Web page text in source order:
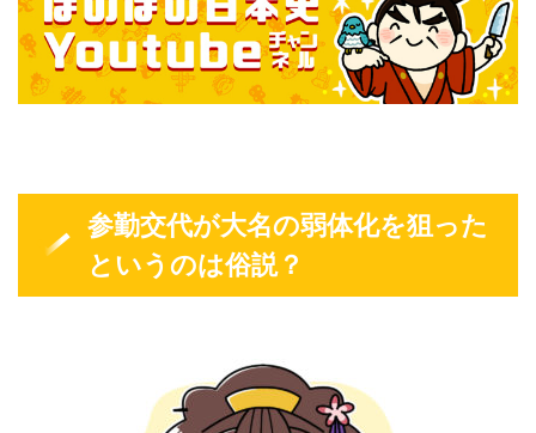
参勤交代が大名の弱体化を狙った
というのは俗説？